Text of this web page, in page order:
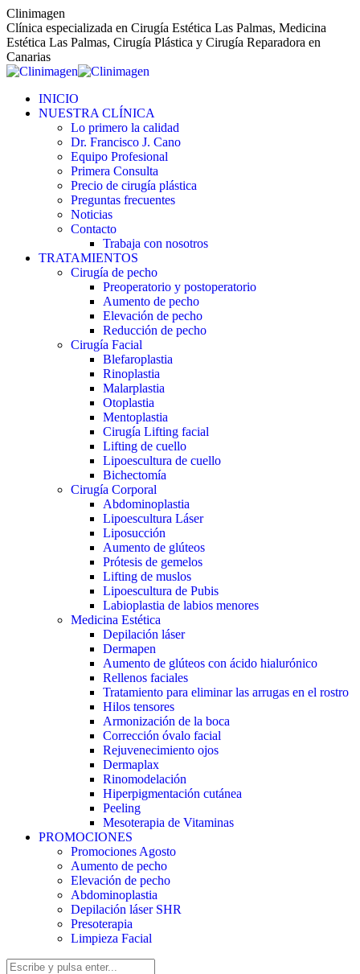
Saltar
al
contenido
Clinimagen
Clínica especializada en Cirugía Estética Las Palmas, Medicina
Estética Las Palmas, Cirugía Plástica y Cirugía Reparadora en
Canarias
INICIO
NUESTRA CLÍNICA
Lo primero la calidad
Dr. Francisco J. Cano
Equipo Profesional
Primera Consulta
Precio de cirugía plástica
Preguntas frecuentes
Noticias
Contacto
Trabaja con nosotros
TRATAMIENTOS
Cirugía de pecho
Preoperatorio y postoperatorio
Aumento de pecho
Elevación de pecho
Reducción de pecho
Cirugía Facial
Blefaroplastia
Rinoplastia
Malarplastia
Otoplastia
Mentoplastia
Cirugía Lifting facial
Lifting de cuello
Lipoescultura de cuello
Bichectomía
Cirugía Corporal
Abdominoplastia
Lipoescultura Láser
Liposucción
Aumento de glúteos
Prótesis de gemelos
Lifting de muslos
Lipoescultura de Pubis
Labioplastia de labios menores
Medicina Estética
Depilación láser
Dermapen
Aumento de glúteos con ácido hialurónico
Rellenos faciales
Tratamiento para eliminar las arrugas en el rostro
Hilos tensores
Armonización de la boca
Corrección óvalo facial
Rejuvenecimiento ojos
Dermaplax
Rinomodelación
Hiperpigmentación cutánea
Peeling
Mesoterapia de Vitaminas
PROMOCIONES
Promociones Agosto
Aumento de pecho
Elevación de pecho
Abdominoplastia
Depilación láser SHR
Presoterapia
Limpieza Facial
Buscar: